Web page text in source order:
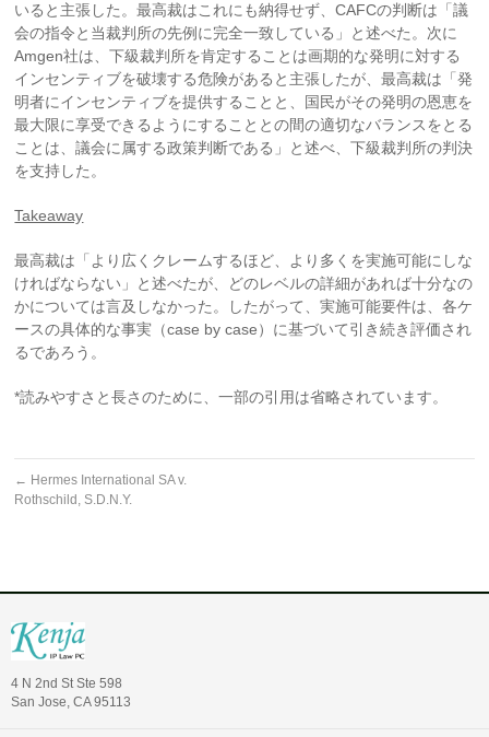
いると主張した。最高裁はこれにも納得せず、CAFCの判断は「議
会の指令と当裁判所の先例に完全一致している」と述べた。次に
Amgen社は、下級裁判所を肯定することは画期的な発明に対する
インセンティブを破壊する危険があると主張したが、最高裁は「発
明者にインセンティブを提供することと、国民がその発明の恩恵を
最大限に享受できるようにすることとの間の適切なバランスをとる
ことは、議会に属する政策判断である」と述べ、下級裁判所の判決
を支持した。
Takeaway
最高裁は「より広くクレームするほど、より多くを実施可能にしな
ければならない」と述べたが、どのレベルの詳細があれば十分なの
かについては言及しなかった。したがって、実施可能要件は、各ケ
ースの具体的な事実（case by case）に基づいて引き続き評価され
るであろう。
*読みやすさと長さのために、一部の引用は省略されています。
← Hermes International SA v.
Rothschild, S.D.N.Y.
4 N 2nd St Ste 598
San Jose, CA 95113